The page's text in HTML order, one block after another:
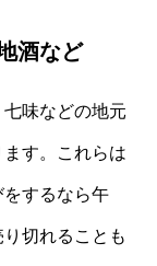
酒など
味などの地元
す。これらは
するなら午
切れることも